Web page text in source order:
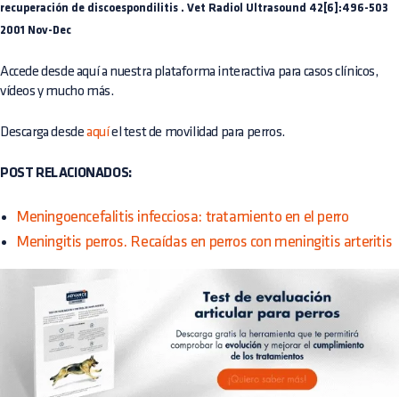
recuperación de discoespondilitis . Vet Radiol Ultrasound 42[6]:496-503
2001 Nov-Dec
Accede desde aquía nuestra plataforma interactiva para casos clínicos,
vídeos y mucho más.
Descarga desde aquíel test de movilidad para perros.
POST RELACIONADOS:
Meningoencefalitis infecciosa: tratamiento en el perro
Meningitis perros. Recaídas en perros con meningitis arteritis